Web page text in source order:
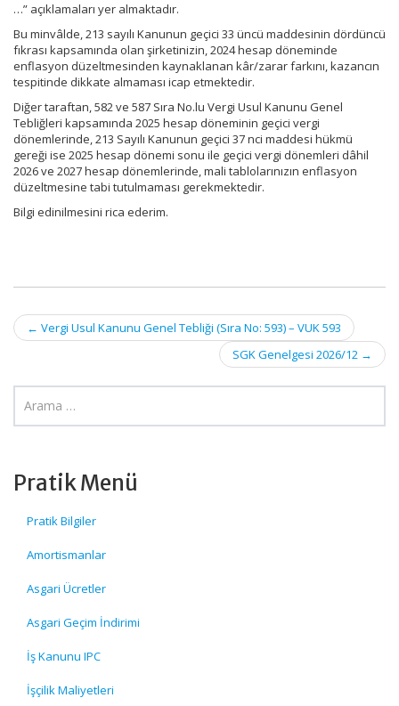
…” açıklamaları yer almaktadır.
Bu minvâlde, 213 sayılı Kanunun geçici 33 üncü maddesinin dördüncü
fıkrası kapsamında olan şirketinizin, 2024 hesap döneminde
enflasyon düzeltmesinden kaynaklanan kâr/zarar farkını, kazancın
tespitinde dikkate almaması icap etmektedir.
Diğer taraftan, 582 ve 587 Sıra No.lu Vergi Usul Kanunu Genel
Tebliğleri kapsamında 2025 hesap döneminin geçici vergi
dönemlerinde, 213 Sayılı Kanunun geçici 37 nci maddesi hükmü
gereği ise 2025 hesap dönemi sonu ile geçici vergi dönemleri dâhil
2026 ve 2027 hesap dönemlerinde, mali tablolarınızın enflasyon
düzeltmesine tabi tutulmaması gerekmektedir.
Bilgi edinilmesini rica ederim.
Post
← Vergi Usul Kanunu Genel Tebliği (Sıra No: 593) – VUK 593
SGK Genelgesi 2026/12 →
Pratik Menü
Pratik Bilgiler
Amortismanlar
Asgari Ücretler
Asgari Geçim İndirimi
İş Kanunu IPC
İşçilik Maliyetleri